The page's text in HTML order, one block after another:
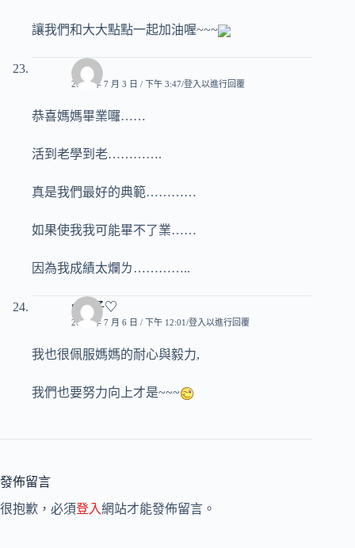
讓我們和大大點點一起加油喔~~~
小真
2007 年 7 月 3 日 / 下午 3:47 登入以進行回覆
恭喜媽媽畢業囉……
活到老學到老………….
真是我們最好的典範…………
如果使我我可能畢不了業……
因為我成績太爛ㄌ…………..
♥玟子♡
2007 年 7 月 6 日 / 下午 12:01 登入以進行回覆
我也很佩服媽媽的耐心與毅力,
我們也要努力向上才是~~~
發佈留言
很抱歉，必須登入網站才能發佈留言。